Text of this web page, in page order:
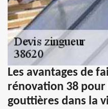
Les avantages de
rénovation 38 pour
gouttières dans la